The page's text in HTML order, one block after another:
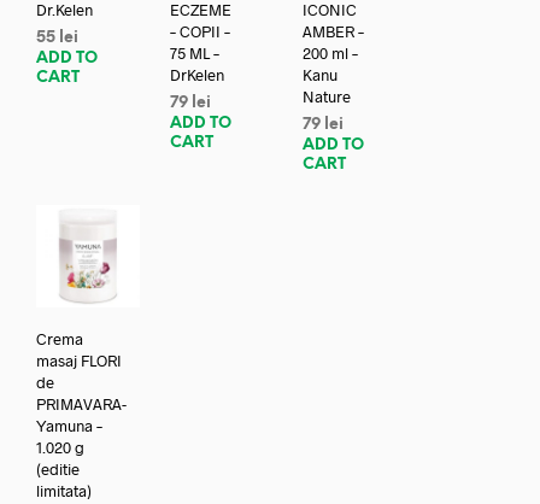
Dr.Kelen
55 lei
ADD TO
CART
ECZEME
– COPII –
75 ML –
DrKelen
79 lei
ADD TO
CART
ICONIC
AMBER –
200 ml –
Kanu
Nature
79 lei
ADD TO
CART
Crema
masaj FLORI
de
PRIMAVARA-
Yamuna –
1.020 g
(editie
limitata)